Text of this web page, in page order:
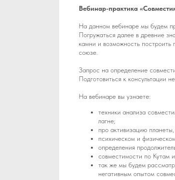
Вебинар-практика
На данном вебинаре мы будем
Погружаться далее в древние
камни и возможность
союзе.
Запрос на определение
Подготовиться к консультации
На вебинаре вы узнаете:
техники анализа
лагне;
про активизацию
психическом и
определения
совместимости по Кутам
так же мы будем
негативным опытом